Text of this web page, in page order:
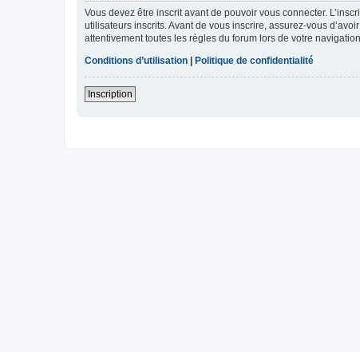
Vous devez être inscrit avant de pouvoir vous connecter.
utilisateurs inscrits. Avant de vous inscrire, assurez-vous
attentivement toutes les règles du forum lors de votre navigation.
Conditions d’utilisation | Politique de confidentialité
Inscription